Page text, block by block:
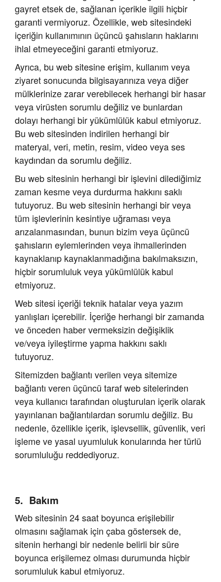
gayret etsek de, sağlanan içerikle ilgili hiçbir
garanti vermiyoruz. Özellikle, web sitesindeki
içeriğin kullanımının üçüncü şahısların haklarını
ihlal etmeyeceğini garanti etmiyoruz.
Ayrıca, bu web sitesine erişim, kullanım veya
ziyaret sonucunda bilgisayarınıza veya diğer
mülklerinize zarar verebilecek herhangi bir hasar
veya virüsten sorumlu değiliz ve bunlardan
dolayı herhangi bir yükümlülük kabul etmiyoruz.
Bu web sitesinden indirilen herhangi bir
materyal, veri, metin, resim, video veya ses
kaydından da sorumlu değiliz.
Bu web sitesinin herhangi bir işlevini dilediğimiz
zaman kesme veya durdurma hakkını saklı
tutuyoruz. Bu web sitesinin herhangi bir veya
tüm işlevlerinin kesintiye uğraması veya
arızalanmasından, bunun bizim veya üçüncü
şahısların eylemlerinden veya ihmallerinden
kaynaklanıp kaynaklanmadığına bakılmaksızın,
hiçbir sorumluluk veya yükümlülük kabul
etmiyoruz.
Web sitesi içeriği teknik hatalar veya yazım
yanlışları içerebilir. İçeriğe herhangi bir zamanda
ve önceden haber vermeksizin değişiklik
ve/veya iyileştirme yapma hakkını saklı
tutuyoruz.
Sitemizden bağlantı verilen veya sitemize
bağlantı veren üçüncü taraf web sitelerinden
veya kullanıcı tarafından oluşturulan içerik olarak
yayınlanan bağlantılardan sorumlu değiliz. Bu
nedenle, özellikle içerik, işlevsellik, güvenlik, veri
işleme ve yasal uyumluluk konularında her türlü
sorumluluğu reddediyoruz.
Bakım
Web sitesinin 24 saat boyunca erişilebilir
olmasını sağlamak için çaba göstersek de,
sitenin herhangi bir nedenle belirli bir süre
boyunca erişilemez olması durumunda hiçbir
sorumluluk kabul etmiyoruz.